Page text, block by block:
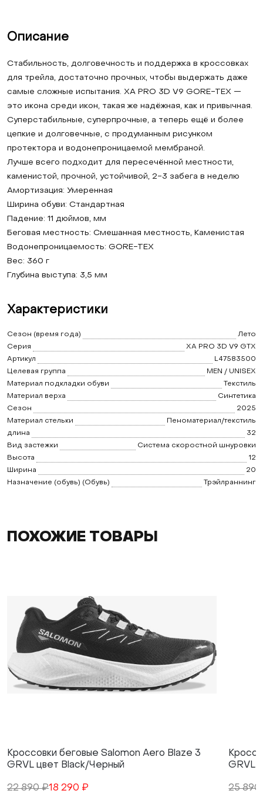
Описание
Стабильность, долговечность и поддержка в кроссовках
для трейла, достаточно прочных, чтобы выдержать даже
самые сложные испытания. XA PRO 3D V9 GORE-TEX —
это икона среди икон, такая же надёжная, как и привычная.
Суперстабильные, суперпрочные, а теперь ещё и более
цепкие и долговечные, с продуманным рисунком
протектора и водонепроницаемой мембраной.
Лучше всего подходит для пересечённой местности,
каменистой, прочной, устойчивой, 2-3 забега в неделю
Амортизация: Умеренная
Ширина обуви: Стандартная
Падение: 11 дюймов, мм
Беговая местность: Смешанная местность, Каменистая
Водонепроницаемость: GORE-TEX
Вес: 360 г
Глубина выступа: 3,5 мм
Характеристики
Сезон (время года)
Лето
Серия
XA PRO 3D V9 GTX
Артикул
L47583500
Целевая группа
MEN / UNISEX
Материал подкладки обуви
Текстиль
Материал верха
Синтетика
Сезон
2025
Материал стельки
Пеноматериал/текстиль
длина
32
Вид застежки
Система скоростной шнуровки
Высота
12
Ширина
20
Назначение (обувь) (Обувь)
Трэйлраннинг
ПОХОЖИЕ ТОВАРЫ
Кроссовки беговые Salomon Aero Blaze 3
GRVL цвет Black/Черный
22 890 ₽18 290 ₽
GRVL
25 890